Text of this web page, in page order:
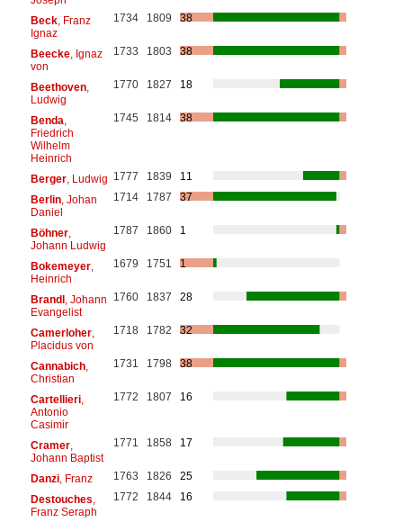
Beck, Franz
Ignaz
1734 1809 38
Beecke, Ignaz
von
1733 1803 38
Beethoven,
Ludwig
1770 1827 18
Benda
Friedrich
Wilhelm
Heinrich
1745 1814 38
Berger, Ludwig 1777 1839
11
Berlin, Johan
Daniel
1714 1787 37
Böhner,
Johann Ludwig
1787 1860 1
Bokemeyer,
Heinrich
1679 1751 1
Brandl, Johann
Evangelist
1760 1837 28
Camerloher,
Placidus von
1718 1782 32
Cannabich,
Christian
1731 1798 38
Cartellieri,
Antonio
Casimir
1772 1807 16
Cramer,
Johann Baptist
1771 1858 17
Danzi, Franz 1763 1826
25
Destouches
Franz Seraph
1772 1844 16